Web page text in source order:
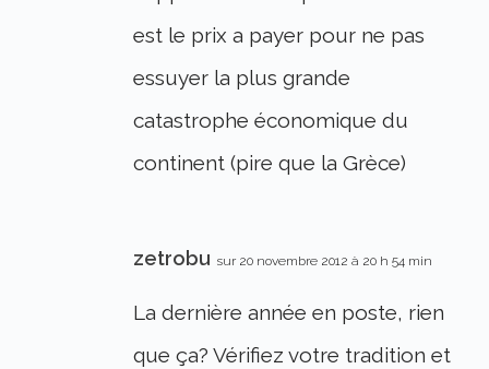
est le prix a payer pour ne pas
essuyer la plus grande
catastrophe économique du
continent (pire que la Grèce)
zetrobu sur 20 novembre 2012 à 20 h 54 min
La dernière année en poste, rien
que ça? Vérifiez votre tradition et